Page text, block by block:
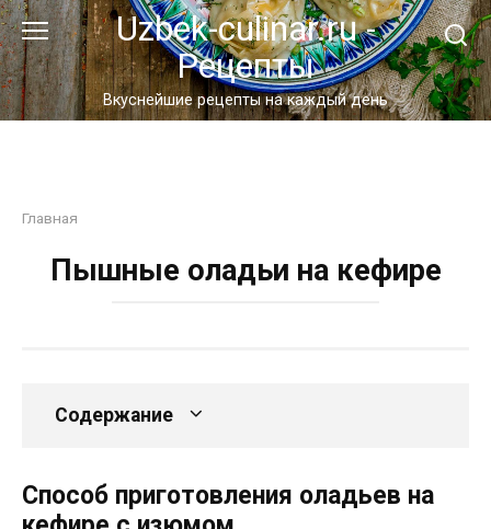
Перейти
к
контенту
Uzbek-culinar.ru -
Рецепты
Вкуснейшие рецепты на каждый день
Главная
Пышные оладьи на кефире
Содержание
Способ приготовления оладьев на